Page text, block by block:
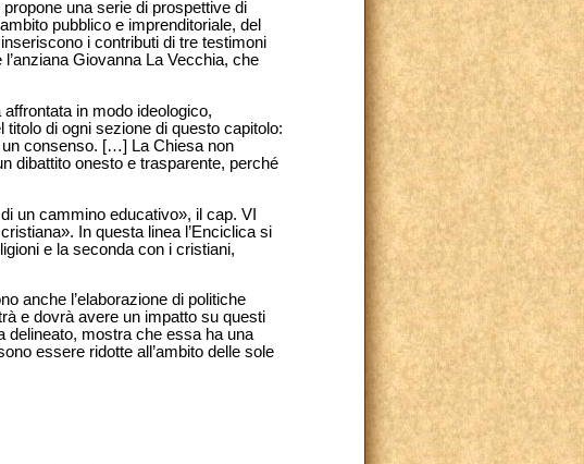
una serie di prospettive di
pubblico e imprenditoriale, del
i contributi di tre testimoni
Giovanna La Vecchia, che
in modo ideologico,
di ogni sezione di questo capitolo:
un consenso. […] La Chiesa non
dibattito onesto e trasparente, perché
un cammino educativo», il cap. VI
In questa linea l’Enciclica si
e la seconda con i cristiani,
anche l’elaborazione di politiche
e dovrà avere un impatto su questi
delineato, mostra che essa ha una
essere ridotte all’ambito delle sole